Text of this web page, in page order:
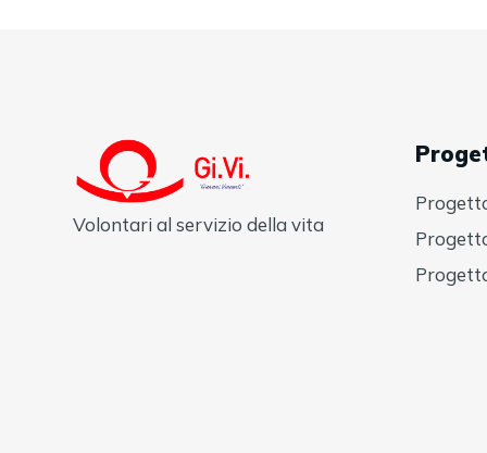
Volontari al servizio della vita